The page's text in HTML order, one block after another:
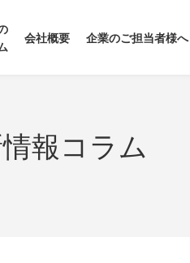
会社概要 企業のご担当者様へ
報コラム